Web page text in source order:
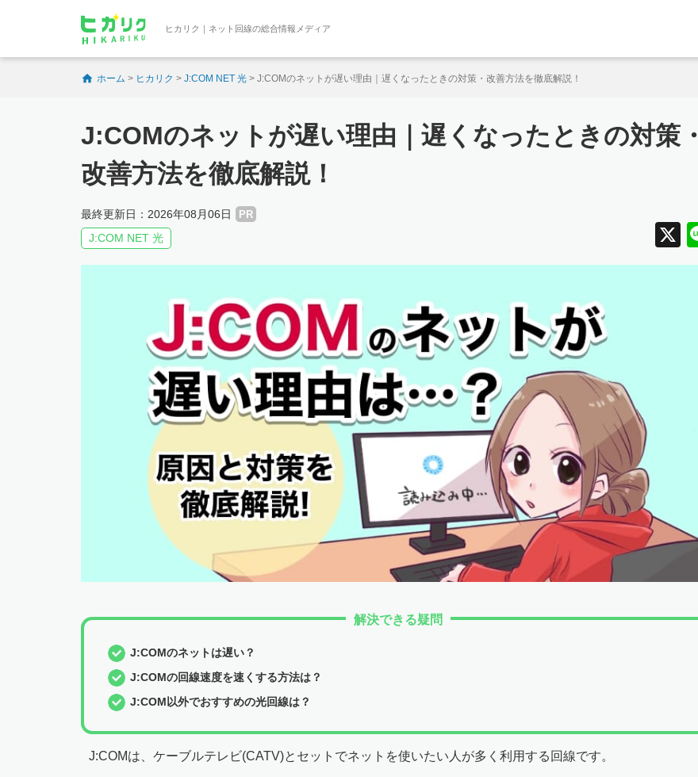
ヒカリク｜ネット回線の総合情報メディア
ホーム > ヒカリク > J:COM NET 光 > J:COMのネットが遅い理由｜遅くなったときの対策・改善方法を徹底解説！
J:COMのネットが遅い理由｜遅くなったときの対策・
改善方法を徹底解説！
最終更新日：2026年08月06日 PR
X
J:COM NET 光
解決できる疑問
J:COMのネットは遅い？
J:COMの回線速度を速くする方法は？
J:COM以外でおすすめの光回線は？
J:COMは、ケーブルテレビ(CATV)とセットでネットを使いたい人が多く利用する回線です。